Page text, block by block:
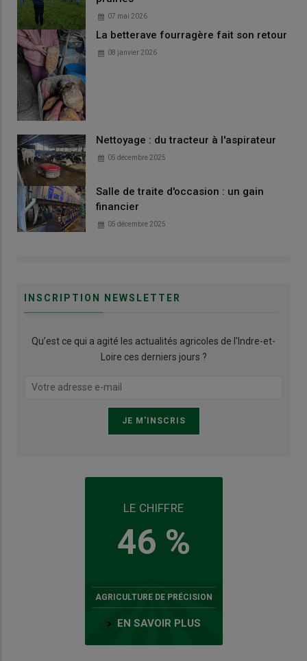
07 mai 2026
La betterave fourragère fait son retour
08 janvier 2026
Nettoyage : du tracteur à l'aspirateur
05 décembre 2025
Salle de traite d'occasion : un gain
financier
05 décembre 2025
INSCRIPTION NEWSLETTER
Qu’est ce qui a agité les actualités agricoles de l'Indre-et-
Loire ces derniers jours ?
LE CHIFFRE
46 %
AGRICULTURE DE PRÉCISION
EN SAVOIR PLUS